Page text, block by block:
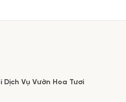
Vụ Vườn Hoa Tươi